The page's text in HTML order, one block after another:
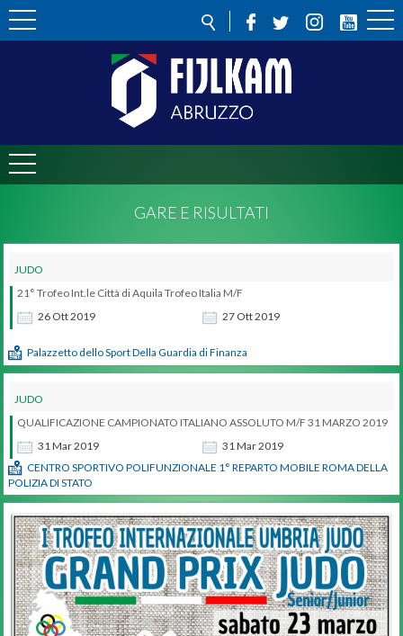
GARE E RISULTATI
JUDO
26 Ott2019 27 Ott2019
21° Trofeo Int.le Città di Aquila Trofeo Italia M/F
Palazzetto dello Sport Della Guardia di Finanza
JUDO
31Mar2019 31Mar2019
QUALIFICAZIONE CAMPIONATO ITALIANO ASSOLUTO M/F 31 MARZO 2019
CENTRO SPORTIVO POLIFUNZIONALE 1° REPARTO MOBILE ROMA DELLA
POLIZIA DI STATO